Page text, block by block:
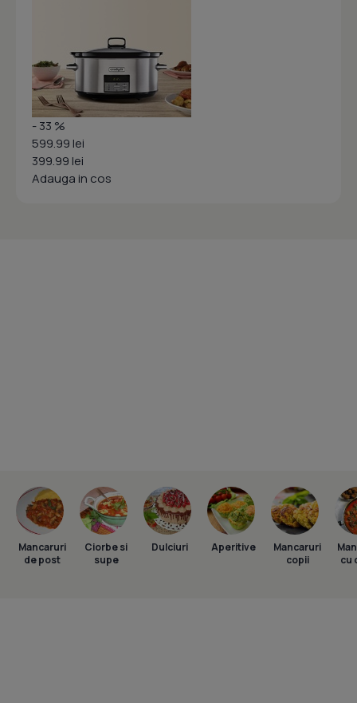
- 33 %
599.99 lei
399.99 lei
Adauga in cos
Mancaruri
de post
Ciorbe si
supe
Dulciuri Aperitive
Mancaruri
copii
cu